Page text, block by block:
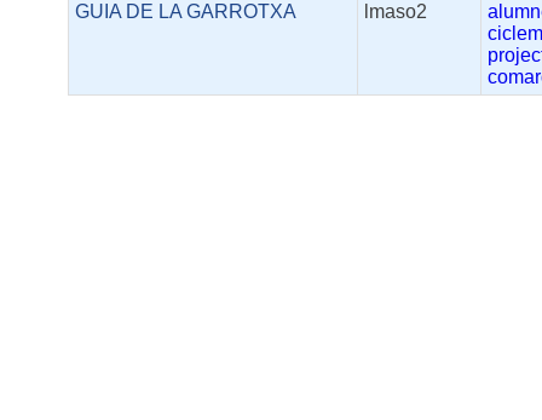
GUIA DE LA GARROTXA
lmaso2